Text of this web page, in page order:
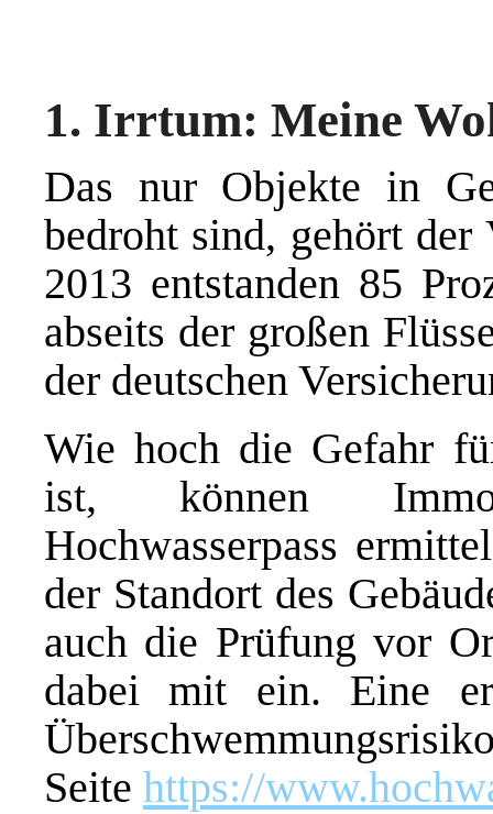
1. Irrtum: Meine
Das nur Objekte in
bedroht sind, gehört
2013 entstanden 85
abseits der großen
der deutschen
Wie hoch die Gefahr
ist, können
Hochwasserpass
der Standort des
auch die Prüfung vor
dabei mit ein. Eine
Seite https://